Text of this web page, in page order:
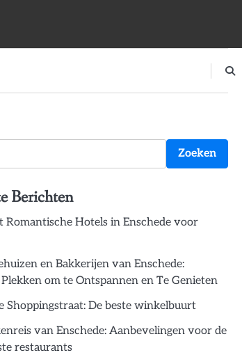
Zoeken
Berichten
Romantische Hotels in Enschede voor
en Bakkerijen van Enschede:
om te Ontspannen en Te Genieten
Shoppingstraat: De beste winkelbuurt
van Enschede: Aanbevelingen voor de
restaurants